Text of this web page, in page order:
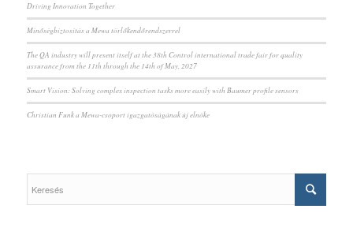
Driving Innovation Together
Minőségbiztosítás a Mewa törlőkendőrendszerrel
The QA industry will present itself at the 38th Control international trade fair for quality
assurance from the 11th through the 14th of May, 2027
Smart Vision: Solving complex inspection tasks more easily with Baumer profile sensors
Christian Funk a Mewa-csoport igazgatóságának új elnöke